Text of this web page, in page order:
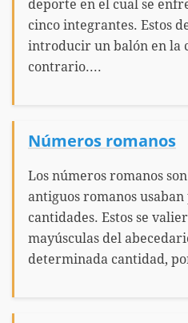
deporte en el cual se
cinco integrantes. Estos
introducir un balón en la
contrario....
Números romanos
Los números romanos
antiguos romanos
cantidades. Estos se
mayúsculas del
determinada cantidad,